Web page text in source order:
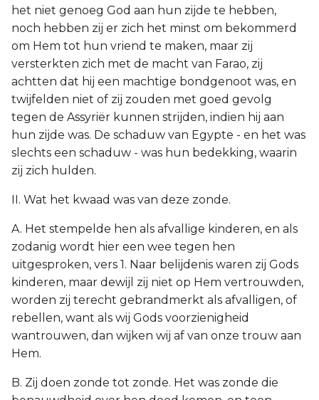
het niet genoeg God aan hun zijde te hebben,
noch hebben zij er zich het minst om bekommerd
om Hem tot hun vriend te maken, maar zij
versterkten zich met de macht van Farao, zij
achtten dat hij een machtige bondgenoot was, en
twijfelden niet of zij zouden met goed gevolg
tegen de Assyriër kunnen strijden, indien hij aan
hun zijde was. De schaduw van Egypte - en het was
slechts een schaduw - was hun bedekking, waarin
zij zich hulden.
II. Wat het kwaad was van deze zonde.
A. Het stempelde hen als afvallige kinderen, en als
zodanig wordt hier een wee tegen hen
uitgesproken, vers 1. Naar belijdenis waren zij Gods
kinderen, maar dewijl zij niet op Hem vertrouwden,
worden zij terecht gebrandmerkt als afvalligen, of
rebellen, want als wij Gods voorzienigheid
wantrouwen, dan wijken wij af van onze trouw aan
Hem.
B. Zij doen zonde tot zonde. Het was zonde die